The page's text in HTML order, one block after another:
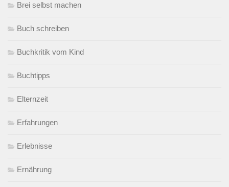
Brei selbst machen
Buch schreiben
Buchkritik vom Kind
Buchtipps
Elternzeit
Erfahrungen
Erlebnisse
Ernährung